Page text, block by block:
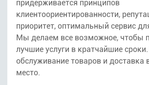
придерживается принципов
клиентоориентированности,
приоритет, оптимальный сервис
Мы делаем все возможное, чтобы
лучшие услуги в кратчайшие
обслуживание товаров и доставка
место.